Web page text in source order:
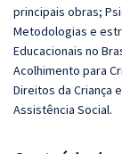
principais obras;
Metodologias e
Educacionais no
Acolhimento para
Direitos da Criança
Assistência Social.